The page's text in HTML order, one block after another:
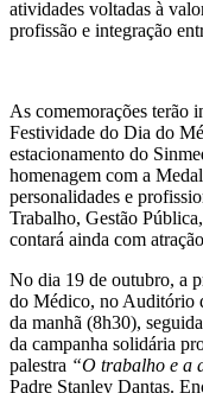
atividades voltadas à
profissão e integração
As comemorações terão
Festividade do Dia do
estacionamento do
homenagem com a
personalidades e
Trabalho, Gestão
contará ainda com
No dia 19 de outubro, a
do Médico, no Auditório
da manhã (8h30),
da campanha solidária
palestra “O trabalho e a
Padre Stanley Dantas.